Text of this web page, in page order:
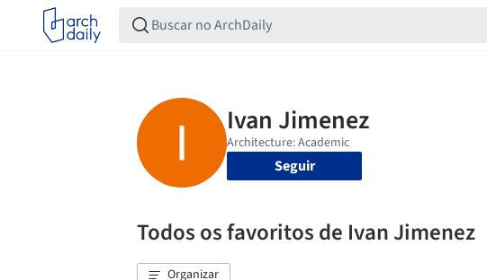
Seguir
Todos os favoritos de Ivan Jimenez
Organizar